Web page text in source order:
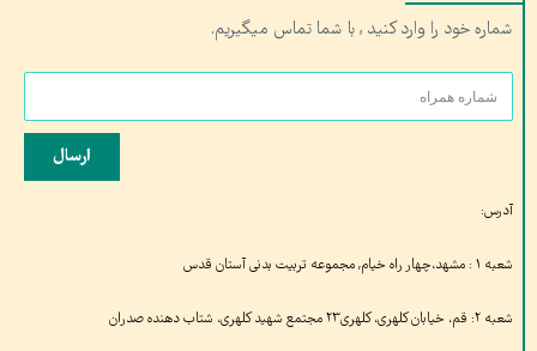
شماره خود را وارد کنید , با شما تماس میگیریم.
ارسال
آدرس:
شعبه ۱ : مشهد،چهار راه خیام, مجموعه تربیت بدنی آستان قدس
شعبه ۲: قم، خیابان کلهری، کلهری۲۳ مجتمع شهید کلهری، شتاب دهنده صدران